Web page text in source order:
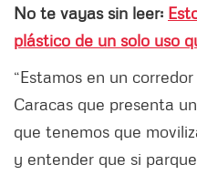
No te vayas sin leer:
plástico de un solo uso
“Estamos en un
Caracas que presenta
que tenemos que
y entender que si